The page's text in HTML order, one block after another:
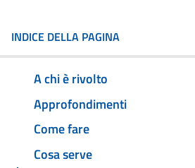
INDICE DELLA PAGINA
A chi è rivolto
Approfondimenti
Come fare
Cosa serve